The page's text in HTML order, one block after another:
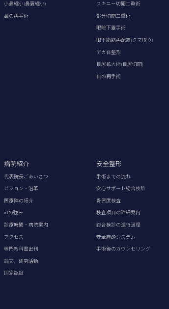
小鼻縮小(鼻翼縮小)
鼻の再手術
スキニー切開二重術
部分切開二重術
眼瞼下垂手術
眼下脂肪再配置(クマ取り)
デカ目整形
目尻拡大術(目尻切開)
目の再手術
病院紹介
代表院長ごあいさつ
ビジョン・沿革
医療陣の紹介
idの強み
診療時間・病院案内
アクセス
専門教科書出刊
論文、研究活動
国家認証
安全整形
手術までの流れ
安心サポート総合検診
骨密度検査
検査項目の詳細案内
総合検診の進行過程
安全麻酔システム
手術後のカウンセリング